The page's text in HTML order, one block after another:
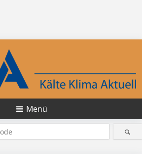
Menü